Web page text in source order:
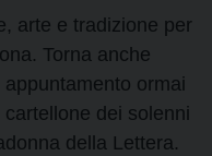
arte e tradizione per
Torna anche
appuntamento ormai
cartellone dei solenni
della Lettera.